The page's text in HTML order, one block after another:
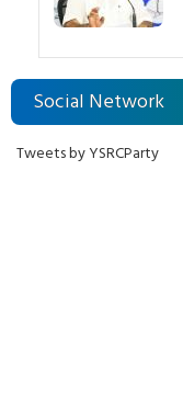
Social Network
Tweets by YSRCParty